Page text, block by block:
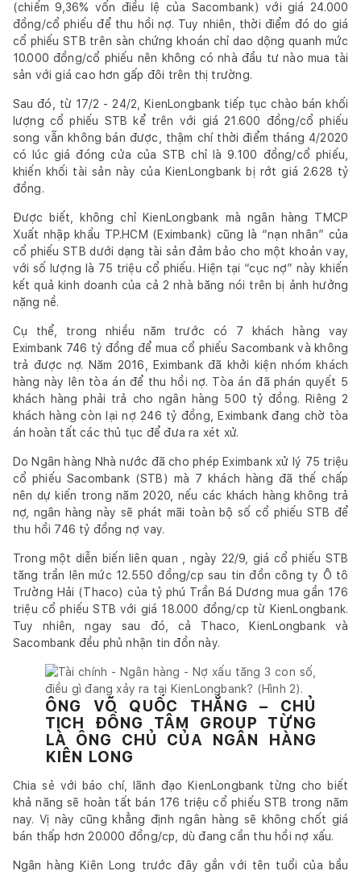
(chiếm 9,36% vốn điều lệ của Sacombank) với giá 24.000
đồng/cổ phiếu để thu hồi nợ. Tuy nhiên, thời điểm đó do giá
cổ phiếu STB trên sàn chứng khoán chỉ dao dộng quanh mức
10.000 đồng/cổ phiếu nên không có nhà đầu tư nào mua tài
sản với giá cao hơn gấp đôi trên thị trường.
Sau đó, từ 17/2 - 24/2, KienLongbank tiếp tục chào bán khối
lượng cổ phiếu STB kể trên với giá 21.600 đồng/cổ phiếu
song vẫn không bán được, thậm chí thời điểm tháng 4/2020
có lúc giá đóng cửa của STB chỉ là 9.100 đồng/cổ phiếu,
khiến khối tài sản này của KienLongbank bị rớt giá 2.628 tỷ
đồng.
Được biết, không chỉ KienLongbank mà ngân hàng TMCP
Xuất nhập khẩu TP.HCM (Eximbank) cũng là “nạn nhân” của
cổ phiếu STB dưới dạng tài sản đảm bảo cho một khoản vay,
với số lượng là 75 triệu cổ phiếu. Hiện tại “cục nợ” này khiến
kết quả kinh doanh của cả 2 nhà băng nói trên bị ảnh hưởng
nặng nề.
Cụ thể, trong nhiều năm trước có 7 khách hàng vay
Eximbank 746 tỷ đồng để mua cổ phiếu Sacombank và không
trả được nợ. Năm 2016, Eximbank đã khởi kiện nhóm khách
hàng này lên tòa án để thu hồi nợ. Tòa án đã phán quyết 5
khách hàng phải trả cho ngân hàng 500 tỷ đồng. Riêng 2
khách hàng còn lại nợ 246 tỷ đồng, Eximbank đang chờ tòa
án hoàn tất các thủ tục để đưa ra xét xử.
Do Ngân hàng Nhà nước đã cho phép Eximbank xử lý 75 triệu
cổ phiếu Sacombank (STB) mà 7 khách hàng đã thế chấp
nên dự kiến trong năm 2020, nếu các khách hàng không trả
nợ, ngân hàng này sẽ phát mãi toàn bộ số cổ phiếu STB để
thu hồi 746 tỷ đồng nợ vay.
Trong một diễn biến liên quan , ngày 22/9, giá cổ phiếu STB
tăng trần lên mức 12.550 đồng/cp sau tin đồn công ty Ô tô
Trường Hải (Thaco) của tỷ phú Trần Bá Dương mua gần 176
triệu cổ phiếu STB với giá 18.000 đồng/cp từ KienLongbank.
Tuy nhiên, ngay sau đó, cả Thaco, KienLongbank và
Sacombank đều phủ nhận tin đồn này.
ÔNG VÕ QUỐC THẮNG – CHỦ
TỊCH ĐỒNG TÂM GROUP TỪNG
LÀ ÔNG CHỦ CỦA NGÂN HÀNG
KIÊN LONG
Chia sẻ với báo chí, lãnh đạo KienLongbank từng cho biết
khả năng sẽ hoàn tất bán 176 triệu cổ phiếu STB trong năm
nay. Vị này cũng khẳng định ngân hàng sẽ không chốt giá
bán thấp hơn 20.000 đồng/cp, dù đang cần thu hồi nợ xấu.
Ngân hàng Kiên Long trước đây gắn với tên tuổi của bầu